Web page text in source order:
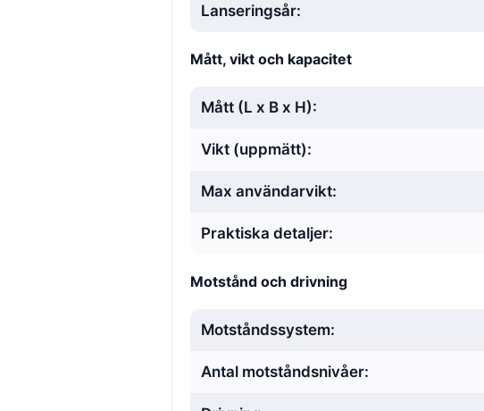
Lanseringsår:
Mått, vikt och kapacitet
Mått (L x B x H):
Vikt (uppmätt):
Max användarvikt:
Praktiska detaljer:
Motstånd och drivning
Motståndssystem:
Antal motståndsnivåer: